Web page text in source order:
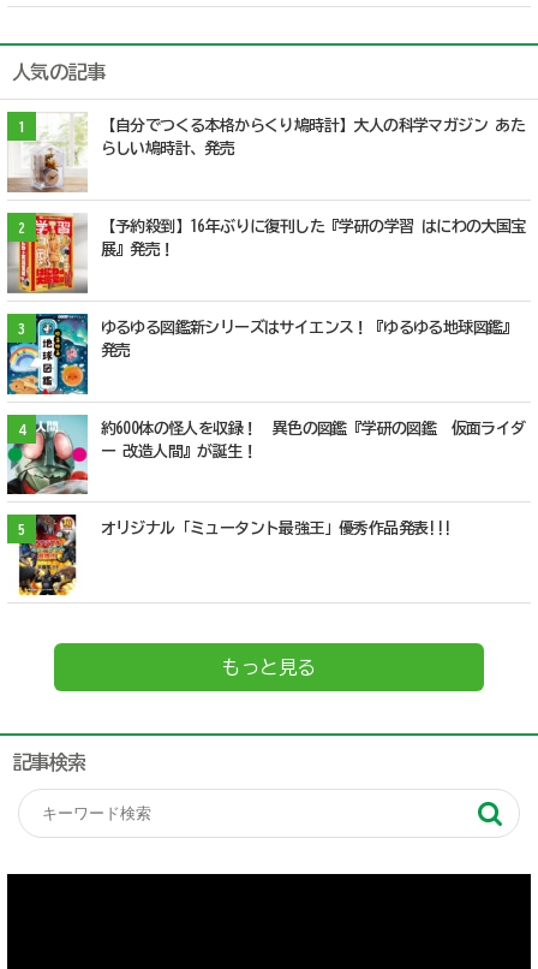
人気の記事
1
【自分でつくる本格からくり鳩時計】大人の科学マガジン あた
らしい鳩時計、発売
2
【予約殺到】16年ぶりに復刊した『学研の学習 はにわの大国宝
展』発売！
3
ゆるゆる図鑑新シリーズはサイエンス！『ゆるゆる地球図鑑』
発売
4
約600体の怪人を収録！ 異色の図鑑『学研の図鑑 仮面ライダ
ー 改造人間』が誕生！
5 オリジナル「ミュータント最強王」優秀作品発表!!!
もっと見る
記事検索